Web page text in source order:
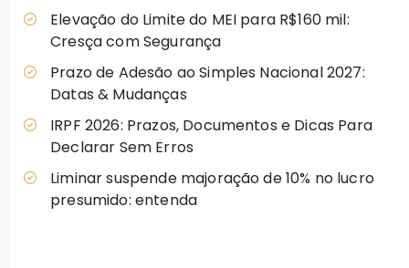
Elevação do Limite do MEI para R$160 mil:
Cresça com Segurança
Prazo de Adesão ao Simples Nacional 2027:
Datas & Mudanças
IRPF 2026: Prazos, Documentos e Dicas Para
Declarar Sem Erros
Liminar suspende majoração de 10% no lucro
presumido: entenda